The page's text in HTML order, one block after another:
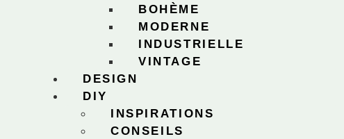
BOHÈME
MODERNE
INDUSTRIELLE
VINTAGE
DESIGN
DIY
INSPIRATIONS
CONSEILS